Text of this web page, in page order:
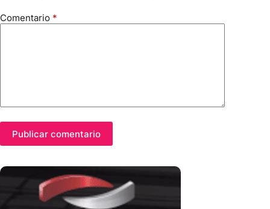
Comentario *
Publicar comentario